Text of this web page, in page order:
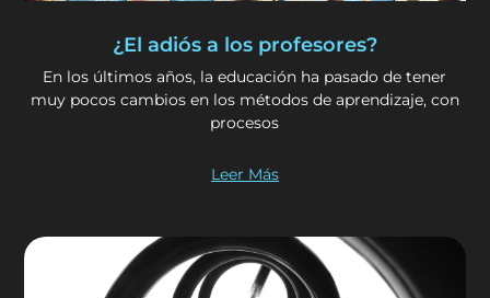
¿El adiós a los profesores?
En los últimos años, la educación ha pasado de tener
muy pocos cambios en los métodos de aprendizaje, con
procesos
Leer Más